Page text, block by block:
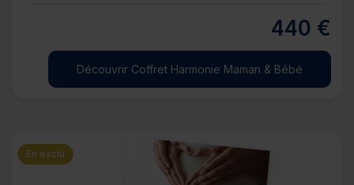
440 €
Découvrir Coffret Harmonie Maman & Bébé
En exclu